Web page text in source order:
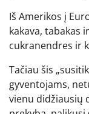
Iš Amerikos į
kakava, tabakas
cukranendres ir
Tačiau šis
gyventojams,
vienu didžiausių